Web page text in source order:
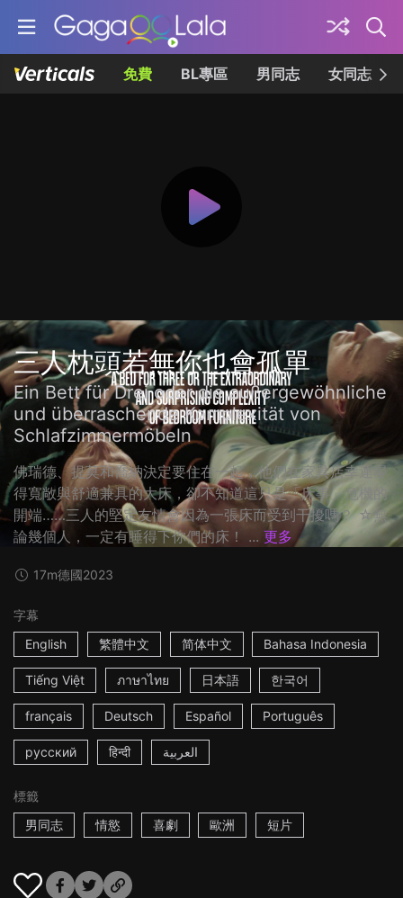
免費 BL專區 男同志 女同志
三人枕頭若無你也會孤單
Ein Bett für Drei oder die außergewöhnliche
und überraschende Komplexität von
Schlafzimmermöbeln
佛瑞德、提莫和喬納決定要住在一起，他們在家具店幸運尋
得寬敞與舒適兼具的大床，卻不知道這只是「床事」危機的
開端……三人的堅定友情會因為一張床而受到干擾嗎？ ☆無
論幾個人，一定有睡得下你們的床！ ... 更多
17m德國2023
字幕
English
繁體中文 简体中文 Bahasa Indonesia
Tiếng Việt ภาษาไทย 日本語 한국어
français Deutsch Español Português
русский हिन्दी العربية
標籤
男同志
情慾 喜劇 歐洲 短片